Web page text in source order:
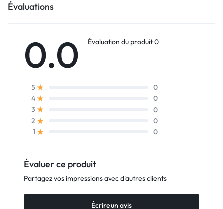
Évaluations
0.0 Évaluation du produit 0
5
0
4
0
3
0
2
0
1
0
Évaluer ce produit
Partagez vos impressions avec d'autres clients
Écrire un avis